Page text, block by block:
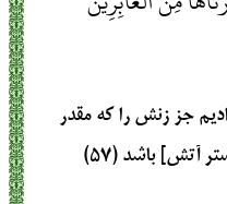
جز زنش را كه مقدر
آتش] باشد (۵۷)